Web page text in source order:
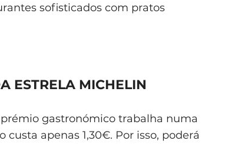
sofisticados com pratos
ESTRELA MICHELIN
gastronómico trabalha numa
apenas 1,30€. Por isso, poderá